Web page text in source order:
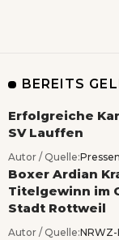
BEREITS
Erfolgreiche
SV Lauffen
Autor / Quelle:
Boxer Ardian
Titelgewinn im
Stadt Rottweil
Autor / Quelle: